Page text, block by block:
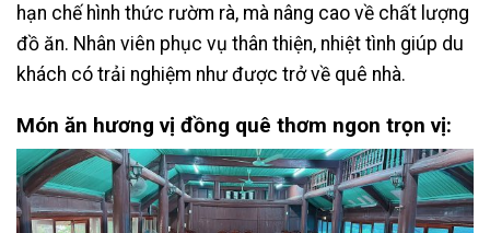
hạn chế hình thức rườm rà, mà nâng cao về chất lượng
đồ ăn. Nhân viên phục vụ thân thiện, nhiệt tình giúp du
khách có trải nghiệm như được trở về quê nhà.
Món ăn hương vị đồng quê thơm ngon trọn vị: